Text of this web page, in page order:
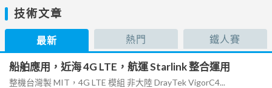
技術文章
最新 熱門 鐵人賽
船舶應用，近海 4G LTE，航運 Starlink 整合運用
整機台灣製 MIT，4G LTE 模組 非大陸 DrayTek VigorC4...